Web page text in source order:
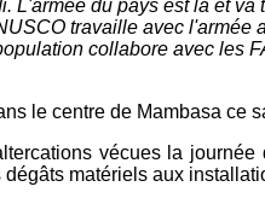
L'armée du pays est là et
travaille avec l'armée
collabore avec les
le centre de Mambasa
vécues la
matériels aux